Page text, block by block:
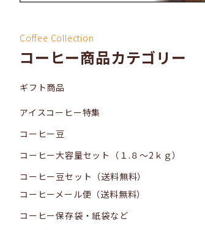
Coffee Collection
コーヒー商品カテゴリー
ギフト商品
アイスコーヒー特集
コーヒー豆
コーヒー大容量セット（１.８～2ｋｇ）
コーヒー豆セット（送料無料）
コーヒーメール便（送料無料）
コーヒー保存袋・紙袋など